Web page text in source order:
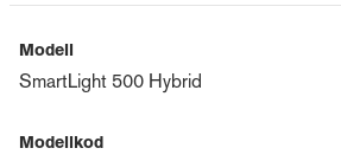
Modell
SmartLight 500 Hybrid
Modellkod